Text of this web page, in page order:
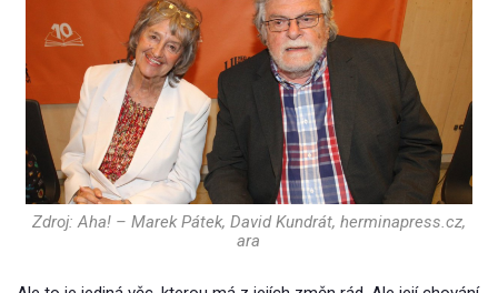
Zdroj: Aha! – Marek Pátek, David Kundrát, herminapress.cz,
ara